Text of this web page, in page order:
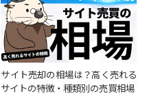
サイト売却の相場は？高く売れる
サイトの特徴・種類別の売買相場